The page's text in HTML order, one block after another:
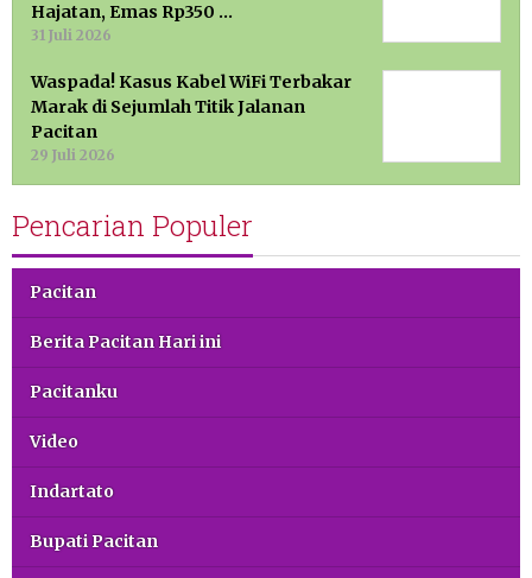
Hajatan, Emas Rp350 …
31 Juli 2026
Waspada! Kasus Kabel WiFi Terbakar
Marak di Sejumlah Titik Jalanan
Pacitan
29 Juli 2026
Pencarian Populer
Pacitan
Berita Pacitan Hari ini
Pacitanku
Video
Indartato
Bupati Pacitan